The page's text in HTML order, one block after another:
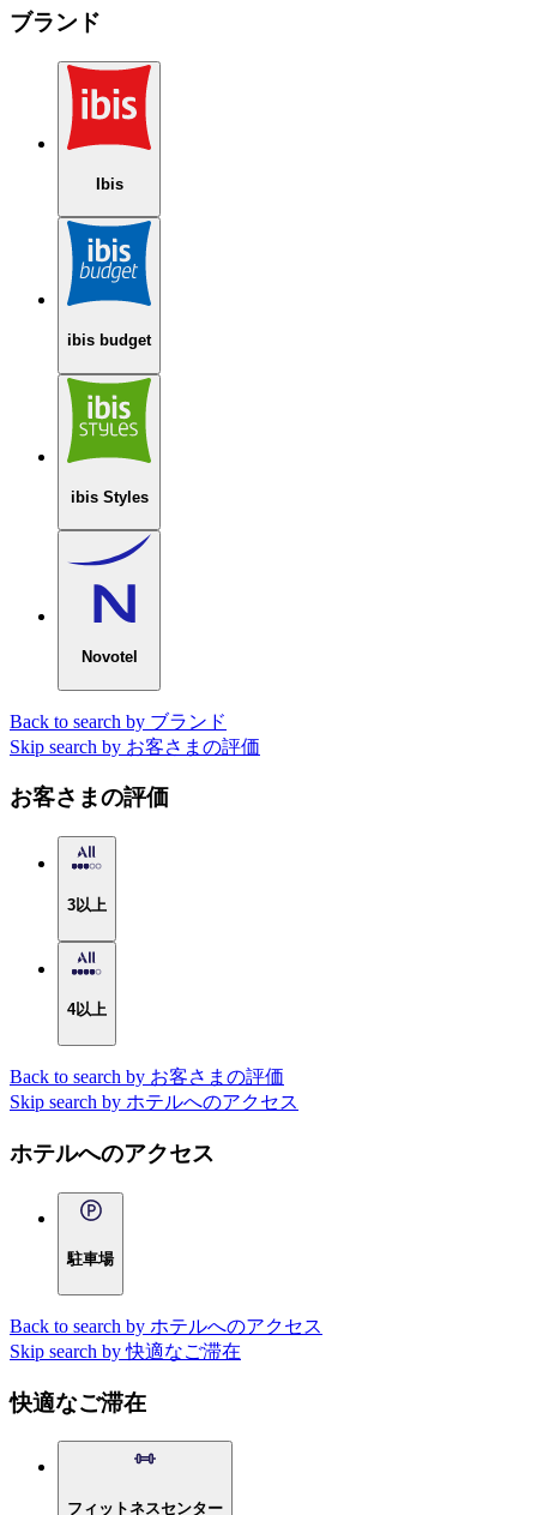
ブランド
Ibis
ibis budget
ibis Styles
Novotel
Back to search by ブランド
Skip search by お客さまの評価
お客さまの評価
3以上
4以上
Back to search by お客さまの評価
Skip search by ホテルへのアクセス
ホテルへのアクセス
駐車場
Back to search by ホテルへのアクセス
Skip search by 快適なご滞在
快適なご滞在
フィットネスセンター